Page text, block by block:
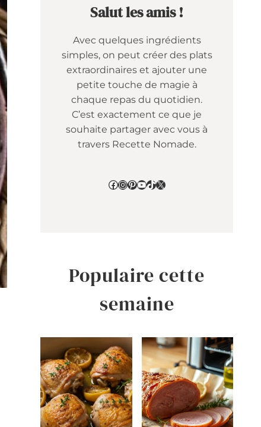
Salut les amis !
Avec quelques ingrédients
simples, on peut créer des plats
extraordinaires et ajouter une
petite touche de magie à
chaque repas du quotidien.
C’est exactement ce que je
souhaite partager avec vous à
travers Recette Nomade.
Facebook
Instagram
Pinterest
YouTube
TikTok
X
Populaire cette
semaine